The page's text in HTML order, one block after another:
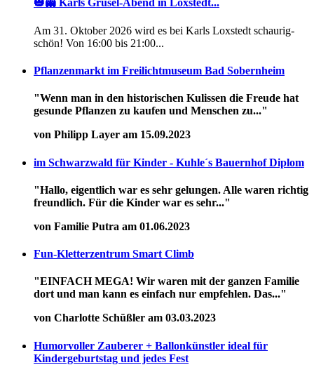
🎃👻 Karls Grusel-Abend in Loxstedt...
Am 31. Oktober 2026 wird es bei Karls Loxstedt schaurig-
schön! Von 16:00 bis 21:00...
Pflanzenmarkt im Freilichtmuseum Bad Sobernheim
"Wenn man in den historischen Kulissen die Freude hat
gesunde Pflanzen zu kaufen und Menschen zu..."
von Philipp Layer am 15.09.2023
im Schwarzwald für Kinder - Kuhle´s Bauernhof Diplom
"Hallo, eigentlich war es sehr gelungen. Alle waren richtig
freundlich. Für die Kinder war es sehr..."
von Familie Putra am 01.06.2023
Fun-Kletterzentrum Smart Climb
"EINFACH MEGA! Wir waren mit der ganzen Familie
dort und man kann es einfach nur empfehlen. Das..."
von Charlotte Schüßler am 03.03.2023
Humorvoller Zauberer + Ballonkünstler ideal für
Kindergeburtstag und jedes Fest